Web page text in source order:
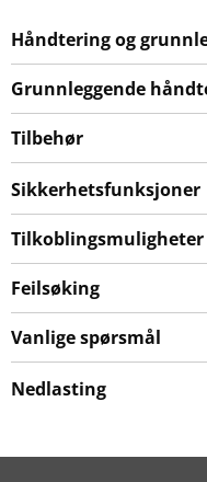
Håndtering og
Grunnleggende
Tilbehør
Sikkerhetsfunksjoner
Tilkoblingsmuligheter
Feilsøking
Vanlige spørsmål
Nedlasting